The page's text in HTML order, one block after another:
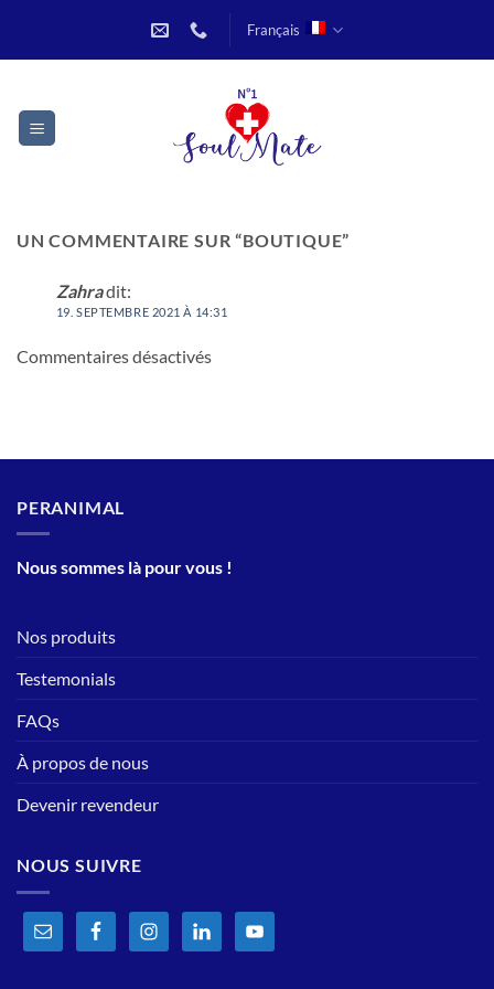
Français
UN COMMENTAIRE SUR “BOUTIQUE”
Zahradit:
19. SEPTEMBRE 2021 À 14:31
Commentaires désactivés
PERANIMAL
Nous sommes là pour vous !
Nos produits
Testemonials
FAQs
À propos de nous
Devenir revendeur
NOUS SUIVRE